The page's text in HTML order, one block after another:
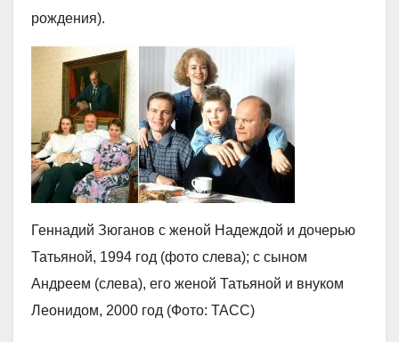
рождения).
Геннадий Зюганов с женой Надеждой и дочерью
Татьяной, 1994 год (фото слева); с сыном
Андреем (слева), его женой Татьяной и внуком
Леонидом, 2000 год (Фото: ТАСС)